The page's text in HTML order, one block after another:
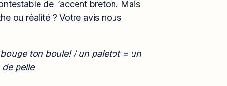
de l’accent breton. Mais
ou réalité ? Votre avis nous
ton boule! / un paletot = un
pelle